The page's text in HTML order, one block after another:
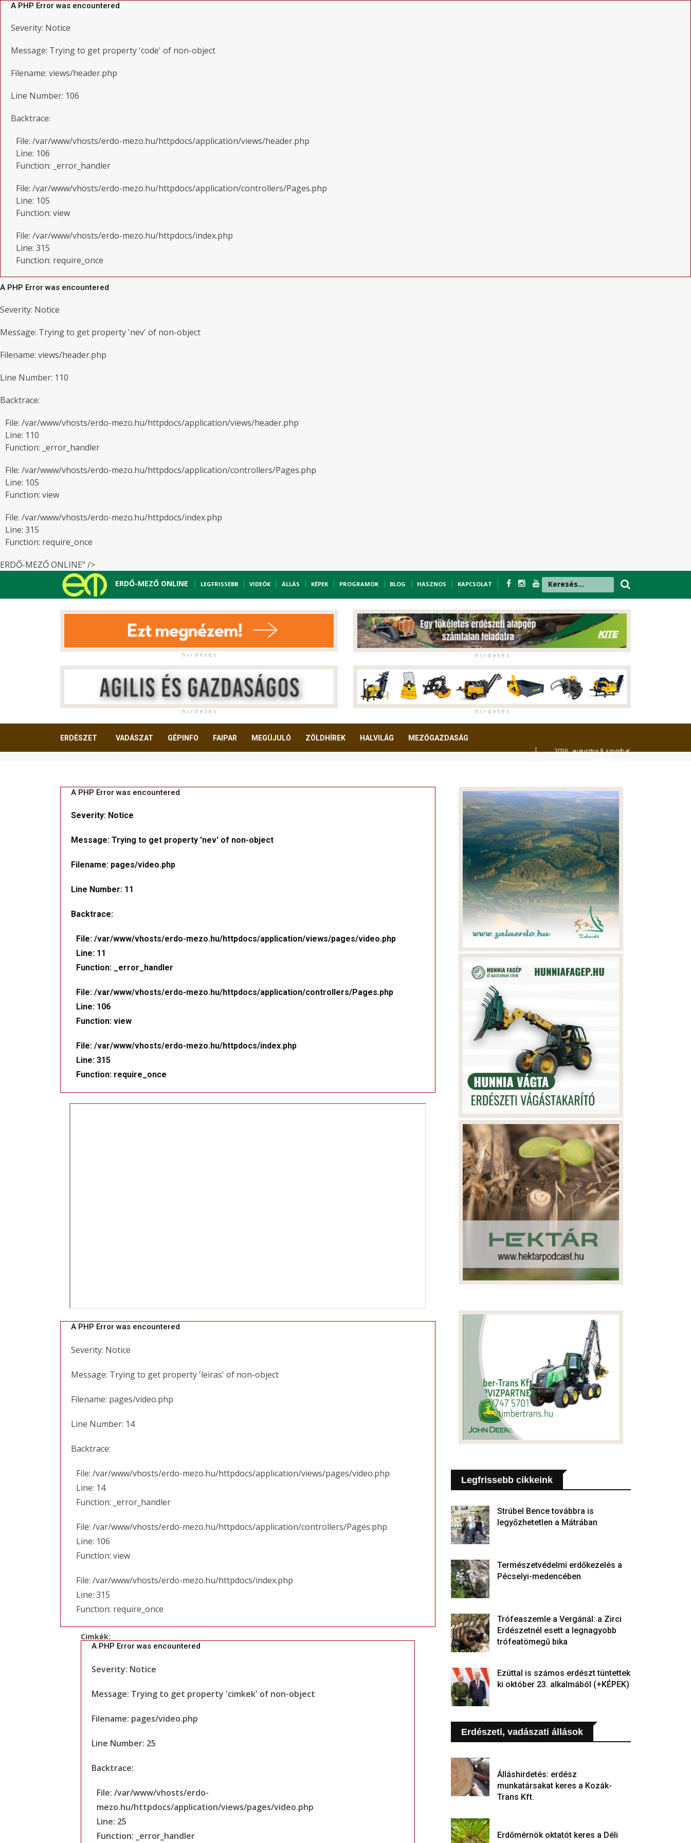
A PHP Error was encountered
Severity: Notice
Message: Trying to get property 'code' of non-object
Filename: views/header.php
Line Number: 106
Backtrace:
File: /var/www/vhosts/erdo-mezo.hu/httpdocs/application/views/header.php
Line: 106
Function: _error_handler
File: /var/www/vhosts/erdo-mezo.hu/httpdocs/application/controllers/Pages.php
Line: 105
Function: view
File: /var/www/vhosts/erdo-mezo.hu/httpdocs/index.php
Line: 315
Function: require_once
A PHP Error was encountered
Severity: Notice
Message: Trying to get property 'nev' of non-object
Filename: views/header.php
Line Number: 110
Backtrace:
File: /var/www/vhosts/erdo-mezo.hu/httpdocs/application/views/header.php
Line: 110
Function: _error_handler
File: /var/www/vhosts/erdo-mezo.hu/httpdocs/application/controllers/Pages.php
Line: 105
Function: view
File: /var/www/vhosts/erdo-mezo.hu/httpdocs/index.php
Line: 315
Function: require_once
ERDŐ-MEZŐ ONLINE" />
ERDŐ-MEZŐ ONLINE LEGFRISSEBB VIDEÓK ÁLLÁS KÉPEK PROGRAMOK BLOG HASZNOS KAPCSOLAT
h i r d e t é s h i r d e t é s
h i r d e t é s h i r d e t é s
ERDÉSZET VADÁSZAT GÉPINFO FAIPAR MEGÚJULÓ ZÖLDHÍREK HALVILÁG MEZŐGAZDASÁG
2026. augusztus 8. szombat,
A PHP Error was encountered
Severity: Notice
Message: Trying to get property 'nev' of non-object
Filename: pages/video.php
Line Number: 11
Backtrace:
File: /var/www/vhosts/erdo-mezo.hu/httpdocs/application/views/pages/video.php
Line: 11
Function: _error_handler
File: /var/www/vhosts/erdo-mezo.hu/httpdocs/application/controllers/Pages.php
Line: 106
Function: view
File: /var/www/vhosts/erdo-mezo.hu/httpdocs/index.php
Line: 315
Function: require_once
A PHP Error was encountered
Severity: Notice
Message: Trying to get property 'leiras' of non-object
Filename: pages/video.php
Line Number: 14
Backtrace:
File: /var/www/vhosts/erdo-mezo.hu/httpdocs/application/views/pages/video.php
Line: 14
Function: _error_handler
File: /var/www/vhosts/erdo-mezo.hu/httpdocs/application/controllers/Pages.php
Line: 106
Function: view
File: /var/www/vhosts/erdo-mezo.hu/httpdocs/index.php
Line: 315
Function: require_once
Cimkék:
A PHP Error was encountered
Severity: Notice
Message: Trying to get property 'cimkek' of non-object
Filename: pages/video.php
Line Number: 25
Backtrace:
File: /var/www/vhosts/erdo-
mezo.hu/httpdocs/application/views/pages/video.php
Line: 25
Function: _error_handler
Legfrissebb cikkeink
Strúbel Bence továbbra is
legyőzhetetlen a Mátrában
Természetvédelmi erdőkezelés a
Pécselyi-medencében
Trófeaszemle a Vergánál: a Zirci
Erdészetnél esett a legnagyobb
trófeatömegű bika
Ezúttal is számos erdészt tüntettek
ki október 23. alkalmából (+KÉPEK)
Erdészeti, vadászati állások
Álláshirdetés: erdész
munkatársakat keres a Kozák-
Trans Kft.
Erdőmérnök oktatót keres a Déli